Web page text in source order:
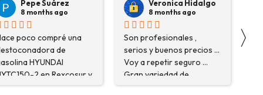
Veronica Hidalgo
8 months ago
Son profesionales ,
serios y buenos precios ...
Voy a repetir seguro ...
Gran variedad de
depósitos ... Confianza y
La Mannd
9 months ago
Very helpful , great
knowledge and insight
and will definitely use
them again if needed.
Fantastic company!!!!
〉